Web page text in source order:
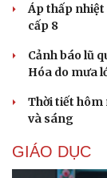
Áp thấp
cấp 8
Cảnh báo lũ
Hóa do mưa
Thời tiết hôm
và sáng
GIÁO DỤC